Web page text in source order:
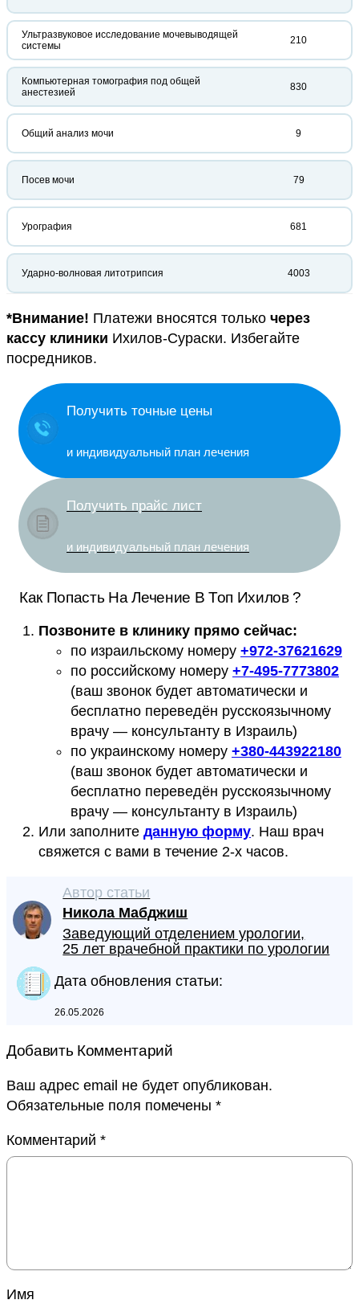
Ультразвуковое исследование мочевыводящей
системы
210
Компьютерная томография под общей
анестезией
830
Общий анализ мочи 9
Посев мочи 79
Урография 681
Ударно-волновая литотрипсия 4003
*Внимание! Платежи вносятся только через
кассу клиники Ихилов-Сураски. Избегайте
посредников.
Получить точные цены
и индивидуальный план лечения
Получить прайс лист
и индивидуальный план лечения
Как Попасть На Лечение В Топ Ихилов ?
Позвоните в клинику прямо сейчас:
по израильскому номеру +972-37621629
по российскому номеру +7-495-7773802
(ваш звонок будет автоматически и
бесплатно переведён русскоязычному
врачу — консультанту в Израиль)
по украинскому номеру +380-443922180
(ваш звонок будет автоматически и
бесплатно переведён русскоязычному
врачу — консультанту в Израиль)
Или заполните данную форму. Наш врач
свяжется с вами в течение 2-х часов.
Автор статьи
Никола Мабджиш
Заведующий отделением урологии,
25 лет врачебной практики по урологии
Дата обновления статьи:
26.05.2026
Добавить Комментарий
Ваш адрес email не будет опубликован.
Обязательные поля помечены *
Комментарий *
Имя